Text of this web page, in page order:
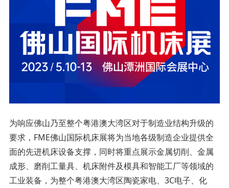
为响应佛山乃至整个粤港澳大湾区对于制造业结构升级的
要求，FME佛山国际机床展将为当地各级制造企业提供全
面的先进机床设备支撑，同时将重点展示金属切削、金属
成形、磨削工量具、机床附件及模具和智能工厂等领域的
工业装备，为整个粤港澳大湾区陶瓷家电、3C电子、化